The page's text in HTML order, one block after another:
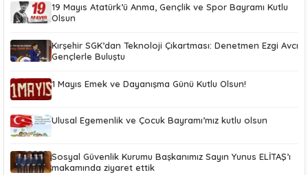
19 Mayıs Atatürk’ü Anma, Gençlik ve Spor Bayramı Kutlu
Olsun
Kırşehir SGK’dan Teknoloji Çıkartması: Denetmen Ezgi Avcı
Gençlerle Buluştu
1 Mayıs Emek ve Dayanışma Günü Kutlu Olsun!
Ulusal Egemenlik ve Çocuk Bayramı’mız kutlu olsun
Sosyal Güvenlik Kurumu Başkanımız Sayın Yunus ELİTAŞ’ı
makamında ziyaret ettik